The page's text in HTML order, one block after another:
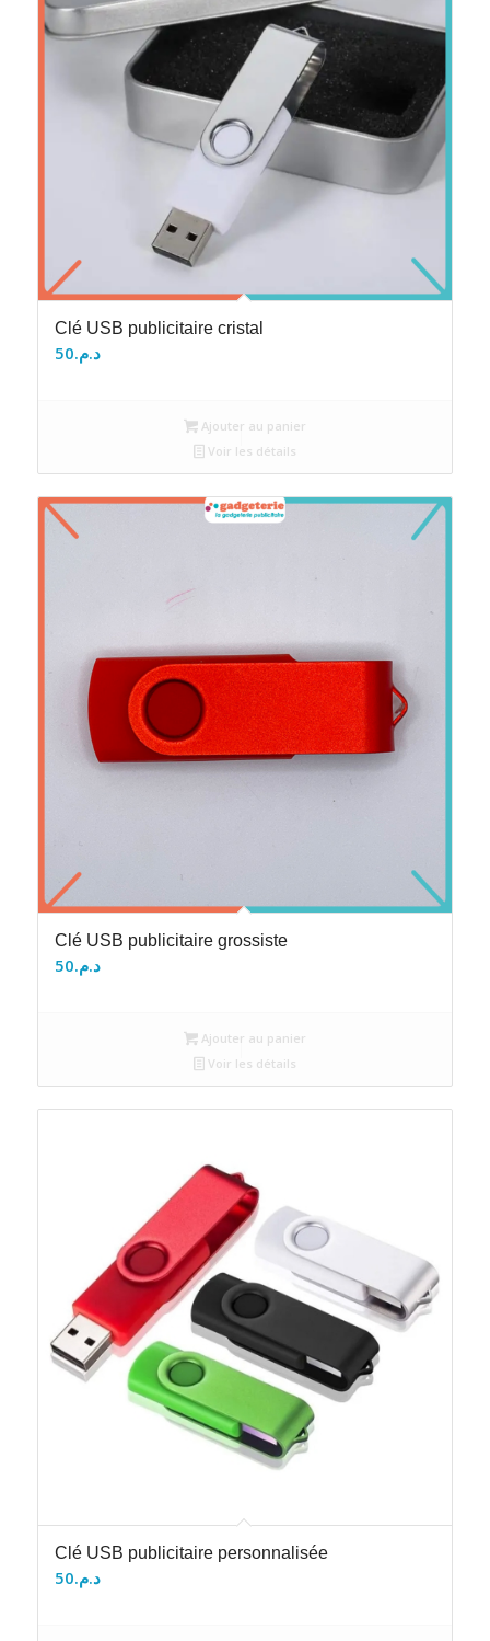
Clé USB publicitaire cristal
د.م.50
Ajouter au panier
Voir les détails
Clé USB publicitaire grossiste
د.م.50
Ajouter au panier
Voir les détails
Clé USB publicitaire personnalisée
د.م.50